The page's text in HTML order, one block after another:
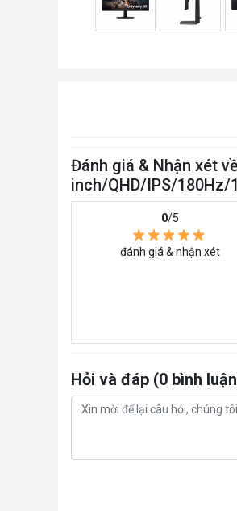
Đánh giá & Nhận xét
inch/QHD/IPS/180Hz/
0/5
đánh giá & nhận xét
Hỏi và đáp (0 bình